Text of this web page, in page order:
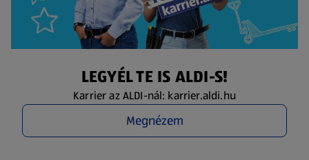
LEGYÉL TE IS ALDI-S!
Karrier az ALDI-nál: karrier.aldi.hu
Megnézem